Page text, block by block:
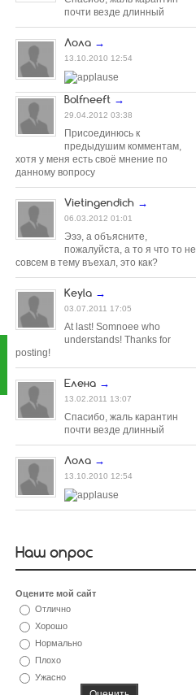
почти везде длинный
Лола →
13.10.2010 12:54
Bolfneeft →
29.04.2012 03:38
Присоединюсь к
предыдушим комментам,
хотя у меня есть своё мнение по
данному вопросу
Vietingendich →
06.03.2012 01:01
Эээ, а объясните,
пожалуйста, а то я что то не
совсем в тему въехал, это как?
Keyla →
03.07.2011 17:05
At last! Somnoee who
understands! Thanks for
posting!
Елена →
13.02.2011 13:07
Спасибо, жаль карантин
почти везде длинный
Лола →
13.10.2010 12:54
Наш опрос
Оцените мой сайт
Отлично
Хорошо
Нормально
Плохо
Ужасно